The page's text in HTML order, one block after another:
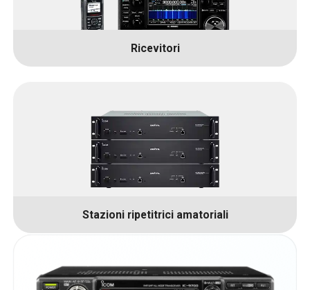
Ricevitori
Stazioni ripetitrici amatoriali